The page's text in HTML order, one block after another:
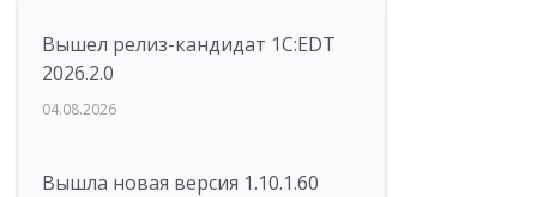
Вышел релиз-кандидат 1C:EDT
2026.2.0
04.08.2026
Вышла новая версия 1.10.1.60